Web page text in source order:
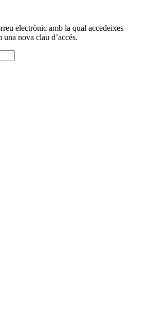
electrònic amb la qual accedeixes
nova clau d’accés.